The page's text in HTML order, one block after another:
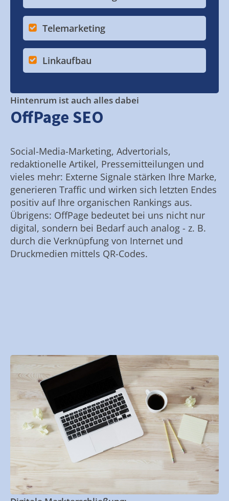
Telemarketing
Linkaufbau
Hintenrum ist auch alles dabei
OffPage SEO
Social-Media-Marketing, Advertorials,
redaktionelle Artikel, Pressemitteilungen und
vieles mehr: Externe Signale stärken Ihre Marke,
generieren Traffic und wirken sich letzten Endes
positiv auf Ihre organischen Rankings aus.
Übrigens: OffPage bedeutet bei uns nicht nur
digital, sondern bei Bedarf auch analog - z. B.
durch die Verknüpfung von Internet und
Druckmedien mittels QR-Codes.